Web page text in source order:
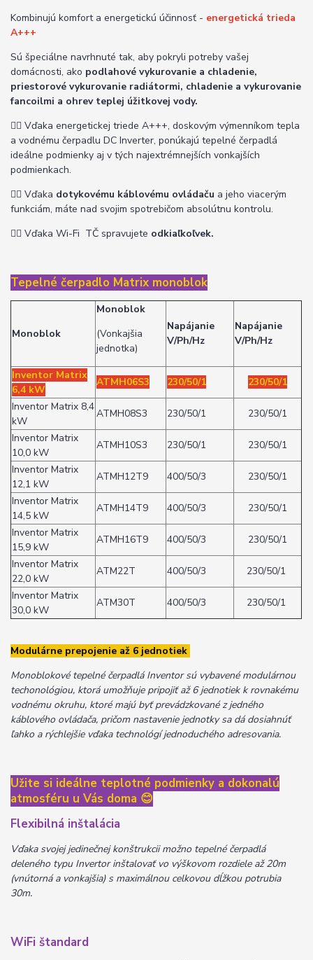
Kombinujú komfort a energetickú účinnosť - energetická trieda
A+++
Sú špeciálne navrhnuté tak, aby pokryli potreby vašej
domácnosti, ako podlahové vykurovanie a chladenie,
priestorové vykurovanie radiátormi, chladenie a vykurovanie
fancoilmi a ohrev teplej úžitkovej vody.
👉🏽 Vďaka energetickej triede A+++, doskovým výmenníkom tepla
a vodnému čerpadlu DC Inverter, ponúkajú tepelné čerpadlá
ideálne podmienky aj v tých najextrémnejších vonkajších
podmienkach.
👉🏽 Vďaka dotykovému káblovému ovládaču a jeho viacerým
funkciám, máte nad svojim spotrebičom absolútnu kontrolu.
👉🏽 Vďaka Wi-Fi TČ spravujete odkiaľkoľvek.
Tepelné čerpadlo Matrix monoblok
Monoblok
Monoblok
(Vonkajšia
jednotka)
Napájanie
V/Ph/Hz
Napájanie
V/Ph/Hz
Inventor Matrix
6,4 kW
ATMH06S3 230/50/1
230/50/1
Inventor Matrix 8,4
kW
ATMH08S3 230/50/1
230/50/1
Inventor Matrix
10,0 kW
ATMH10S3 230/50/1
230/50/1
Inventor Matrix
12,1 kW
ATMH12T9 400/50/3
230/50/1
Inventor Matrix
14,5 kW
ATMH14T9 400/50/3
230/50/1
Inventor Matrix
15,9 kW
ATMH16T9 400/50/3
230/50/1
Inventor Matrix
22,0 kW
ATM22T 400/50/3
230/50/1
Inventor Matrix
30,0 kW
ATM30T 400/50/3 230/50/1
Modulárne prepojenie až 6 jednotiek
Monoblokové tepelné čerpadlá Inventor sú vybavené modulárnou
techonológiou, ktorá umožňuje pripojiť až 6 jednotiek k rovnakému
vodnému okruhu, ktoré majú byť prevádzkované z jedného
káblového ovládača, pričom nastavenie jednotky sa dá dosiahnúť
ľahko a rýchlejšie vďaka technológí jednoduchého adresovania.
Užite si ideálne teplotné podmienky a dokonalú
atmosféru u Vás doma 😊
Flexibilná inštalácia
Vďaka svojej jedinečnej konštrukcii možno tepelné čerpadlá
deleného typu Invertor inštalovať vo výškovom rozdiele až 20m
(vnútorná a vonkajšia) s maximálnou celkovou dĺžkou potrubia
30m.
WiFi štandard